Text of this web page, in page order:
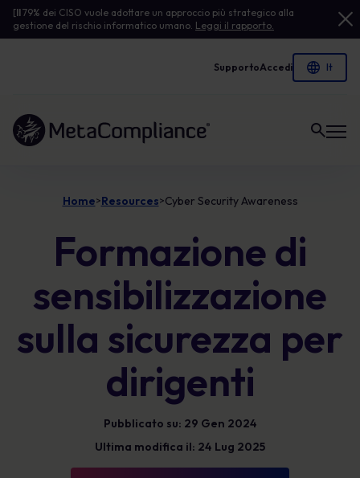
[Il79% dei CISO vuole adottare un approccio più strategico alla
gestione del rischio informatico umano. Leggi il rapporto.
SupportoAccedi
Link alla homepage
Home>Resources>Cyber Security Awareness
Formazione di
sensibilizzazione
sulla sicurezza per
dirigenti
Pubblicato su: 29 Gen 2024
Ultima modifica il: 24 Lug 2025